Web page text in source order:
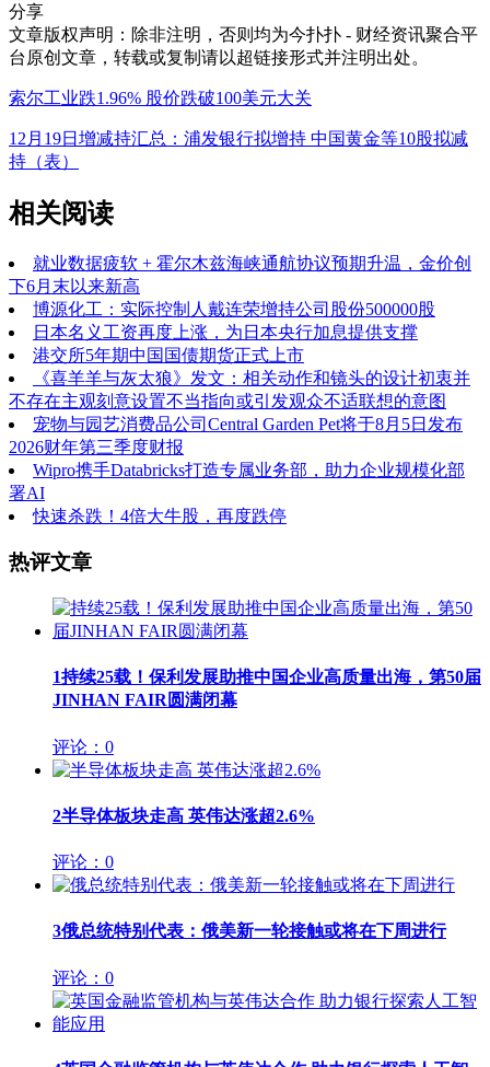
分享
文章版权声明：除非注明，否则均为今扑扑 - 财经资讯聚合平
台 原创文章，转载或复制请以超链接形式并注明出处。
索尔工业跌1.96% 股价跌破100美元大关
12月19日增减持汇总：浦发银行拟增持 中国黄金等10股拟减
持（表）
相关阅读
就业数据疲软 + 霍尔木兹海峡通航协议预期升温，金价创
下6月末以来新高
博源化工：实际控制人戴连荣增持公司股份500000股
日本名义工资再度上涨，为日本央行加息提供支撑
港交所5年期中国国债期货正式上市
《喜羊羊与灰太狼》发文：相关动作和镜头的设计初衷并
不存在主观刻意设置不当指向或引发观众不适联想的意图
宠物与园艺消费品公司Central Garden Pet将于8月5日发布
2026财年第三季度财报
Wipro携手Databricks打造专属业务部，助力企业规模化部
署AI
快速杀跌！4倍大牛股，再度跌停
热评文章
1持续25载！保利发展助推中国企业高质量出海，第50届
JINHAN FAIR圆满闭幕
评论：0
2半导体板块走高 英伟达涨超2.6%
评论：0
3俄总统特别代表：俄美新一轮接触或将在下周进行
评论：0